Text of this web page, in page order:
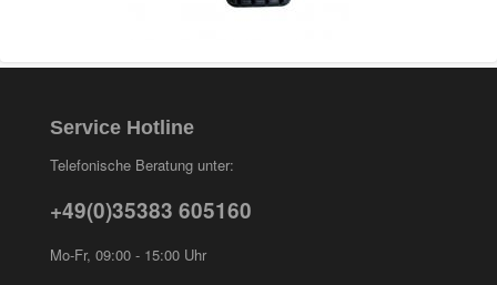
Service Hotline
Telefonische Beratung unter:
+49(0)35383 605160
Mo-Fr, 09:00 - 15:00 Uhr